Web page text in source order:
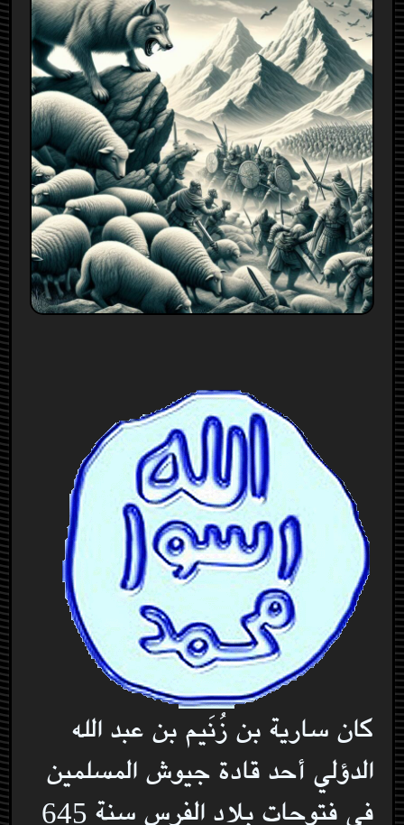
كان سارية بن زُنَيم بن عبد الله
الدؤلي أحد قادة جيوش المسلمين
في فتوحات بلاد الفرس سنة 645